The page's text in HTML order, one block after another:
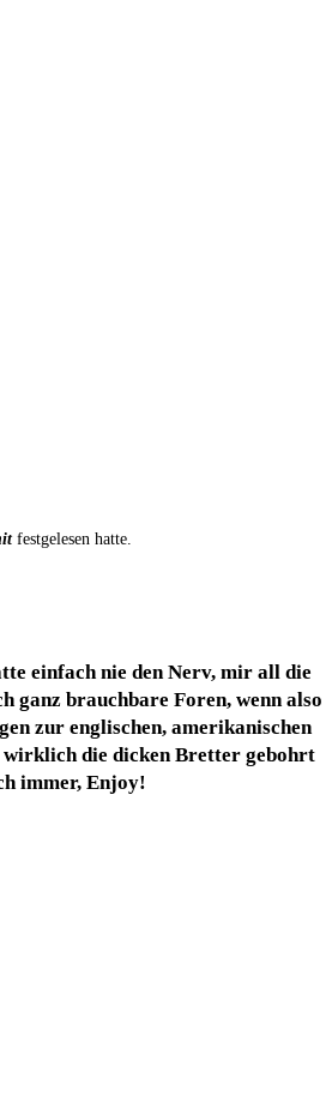
fest­ge­le­sen hatte.
ein­fach nie den Nerv, mir all die
ganz brauch­ba­re Foren, wenn also
zur eng­li­schen, ame­ri­ka­ni­schen
wirk­lich die dicken Bret­ter gebohrt
immer, Enjoy!